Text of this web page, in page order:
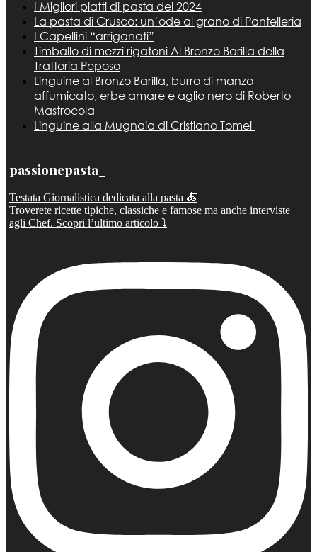
I Migliori piatti di pasta del 2024
La pasta di Crusco: un’ode al grano di Pantelleria
I Capellini “arriganati”
Timballo di mezzi rigatoni Al Bronzo Barilla della
Trattoria Peposo
Linguine al Bronzo Barilla, burro di manzo
affumicato, erbe amare e aglio nero di Roberto
Mastrocola
Linguine alla Mugnaia di Cristiano Tomei
passionepasta_
Testata Giornalistica dedicata alla pasta 🍝
Troverete ricette tipiche, classiche e famose ma anche interviste
agli Chef. Scopri l’ultimo articolo ⤵️